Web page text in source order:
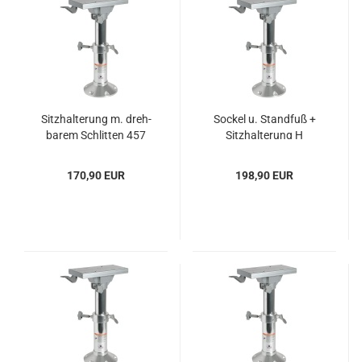
Sitz­hal­te­rung m. dreh­
ba­rem Schlit­ten 457
170,90 EUR
So­ckel u. Stand­fuß +
Sitz­hal­te­rung H
198,90 EUR